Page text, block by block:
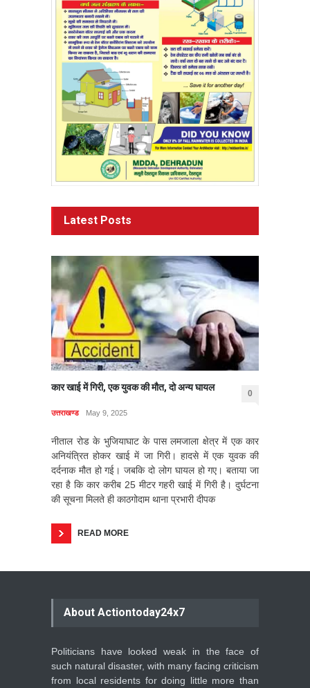
Latest Posts
कार खाई में गिरी, एक युवक की मौत, दो अन्य घायल
0
उत्तराखण्ड May 9, 2025
नीताल रोड के भुजियाघाट के पास लमजाला क्षेत्र में एक कार
अनियंत्रित होकर खाई में जा गिरी। हादसे में एक युवक की
दर्दनाक मौत हो गई। जबकि दो लोग घायल हो गए। बताया जा
रहा है कि कार करीब 25 मीटर गहरी खाई में गिरी है। दुर्घटना
की सूचना मिलते ही काठगोदाम थाना प्रभारी दीपक
READ MORE
About Actiontoday24x7
Politicians have looked weak in the face of
such natural disaster, with many facing criticism
from local residents for doing little more than